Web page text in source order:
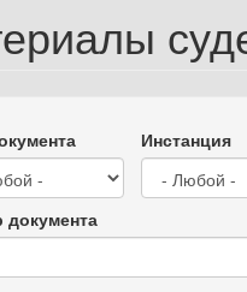
Инстанция
документа